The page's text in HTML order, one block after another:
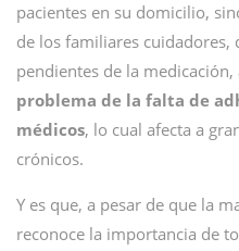
pacientes en su domicilio,
de los familiares cuidadores,
pendientes de la
problema de la falta de
médicos, lo cual afecta a
crónicos.
Y es que, a pesar de que la
reconoce la importancia de